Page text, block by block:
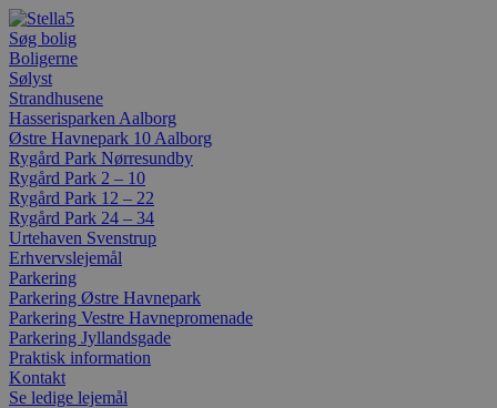
Videre
til
indhold
Søg bolig
Boligerne
Sølyst
Strandhusene
Hasserisparken Aalborg
Østre Havnepark 10 Aalborg
Rygård Park Nørresundby
Rygård Park 2 – 10
Rygård Park 12 – 22
Rygård Park 24 – 34
Urtehaven Svenstrup
Erhvervslejemål
Parkering
Parkering Østre Havnepark
Parkering Vestre Havnepromenade
Parkering Jyllandsgade
Praktisk information
Kontakt
Se ledige lejemål